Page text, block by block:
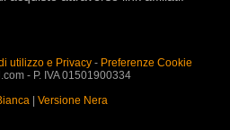
utilizzo e Privacy- Preferenze Cookie
- P. IVA 01501900334
Versione Nera